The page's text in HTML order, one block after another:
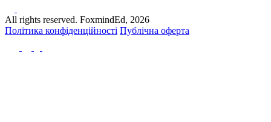
All rights reserved. FoxmindEd, 2026
Політика конфіденційності Публічна оферта